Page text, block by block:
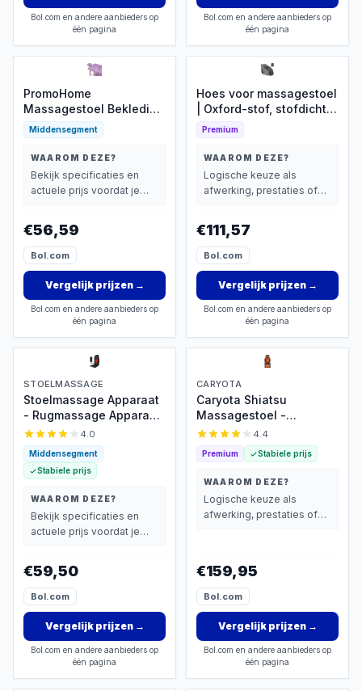
Bol.com en andere aanbieders op
één pagina
Bol.com en andere aanbieders op
één pagina
PromoHome
Massagestoel Bekleding
Set - 3-delige
Microvezel Hoes voor
Comfortabele
Behandelingen
Middensegment
WAAROM DEZE?
Bekijk specificaties en
actuele prijs voordat je
€56,59
Bol.com
Vergelijk prijzen→
Bol.com en andere aanbieders op
één pagina
Hoes voor massagestoel
| Oxford-stof, stofdichte
hoes - krasbestendige
met rits - voor meubels,
kantoor, thuis, spa,
kamer, slaapkamer,
lounge, kliniek
Premium
WAAROM DEZE?
Logische keuze als
afwerking, prestaties of
€111,57
Bol.com
Vergelijk prijzen→
Bol.com en andere aanbieders op
één pagina
STOELMASSAGE
Stoelmassage Apparaat
- Rugmassage Apparaat
- Rugmassage Stoel -
Infrarood Verwarming -
Massage -
Pijnbestrijding
4.0
Middensegment
Stabiele prijs
WAAROM DEZE?
Bekijk specificaties en
actuele prijs voordat je
€59,50
Bol.com
Vergelijk prijzen→
Bol.com en andere aanbieders op
één pagina
CARYOTA
Caryota Shiatsu
Massagestoel -
Massage Apparaat -
Massagekussen met
Infrarood Warmte - 2-
delig - Been
4.4
Premium Stabiele prijs
WAAROM DEZE?
Logische keuze als
afwerking, prestaties of
€159,95
Bol.com
Vergelijk prijzen→
Bol.com en andere aanbieders op
één pagina